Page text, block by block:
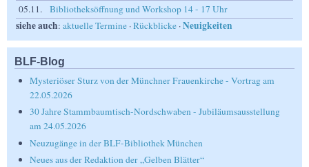
05.11. Bibliotheksöffnung und Workshop 14 - 17 Uhr
siehe auch: aktuelle Termine ·Rückblicke ·Neuigkeiten
BLF-Blog
Mysteriöser Sturz von der Münchner Frauenkirche - Vortrag am
22.05.2026
30 Jahre Stammbaumtisch-Nordschwaben - Jubiläumsausstellung
am 24.05.2026
Neuzugänge in der BLF-Bibliothek München
Neues aus der Redaktion der „Gelben Blätter“